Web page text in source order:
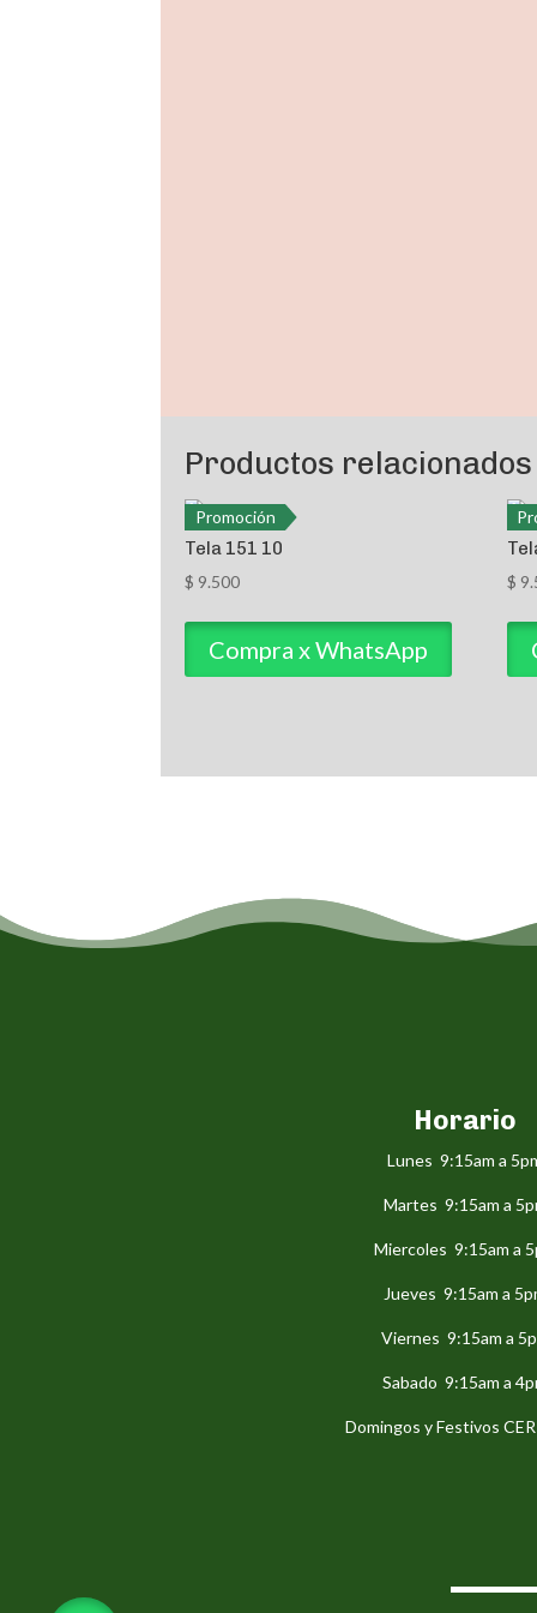
Productos relacionados
Promoción
Tela 151 10
$ 9.500
Compra x WhatsApp
$
Horario
Lunes 9:15am a
Martes 9:15am a
Miercoles 9:15am a
Jueves 9:15am a
Viernes 9:15am a
Sabado 9:15am a
Domingos y Festivos